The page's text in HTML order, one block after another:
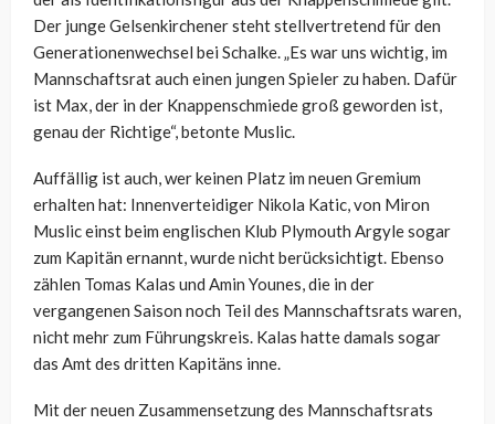
Der junge Gelsenkirchener steht stellvertretend für den
Generationenwechsel bei Schalke. „Es war uns wichtig, im
Mannschaftsrat auch einen jungen Spieler zu haben. Dafür
ist Max, der in der Knappenschmiede groß geworden ist,
genau der Richtige“, betonte Muslic.
Auffällig ist auch, wer keinen Platz im neuen Gremium
erhalten hat: Innenverteidiger Nikola Katic, von Miron
Muslic einst beim englischen Klub Plymouth Argyle sogar
zum Kapitän ernannt, wurde nicht berücksichtigt. Ebenso
zählen Tomas Kalas und Amin Younes, die in der
vergangenen Saison noch Teil des Mannschaftsrats waren,
nicht mehr zum Führungskreis. Kalas hatte damals sogar
das Amt des dritten Kapitäns inne.
Mit der neuen Zusammensetzung des Mannschaftsrats